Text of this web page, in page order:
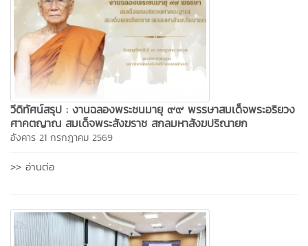
วีดิทัศน์สรุป : งานฉลองพระชนมายุ ๙๙ พรรษาสมเด็จพระอริยวง
ศาคตญาณ สมเด็จพระสังฆราช สกลมหาสังฆปริณายก
อังคาร 21 กรกฎาคม 2569
>> อ่านต่อ